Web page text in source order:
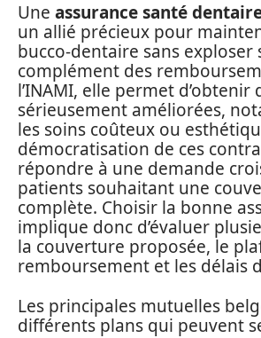
Une assurance santé
un allié précieux pour
bucco-dentaire sans exploser
complément des
l’INAMI, elle permet
sérieusement améliorées,
les soins coûteux ou
démocratisation de ces
répondre à une demande
patients souhaitant une
complète. Choisir la bonne
implique donc d’évaluer
la couverture proposée, le
remboursement et les délais
Les principales mutuelles
différents plans qui peuvent